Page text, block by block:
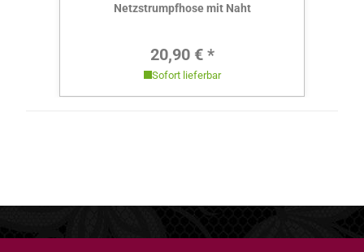
Netzstrumpfhose mit Naht
Regulärer Preis:
20,90 € *
Sofort lieferbar